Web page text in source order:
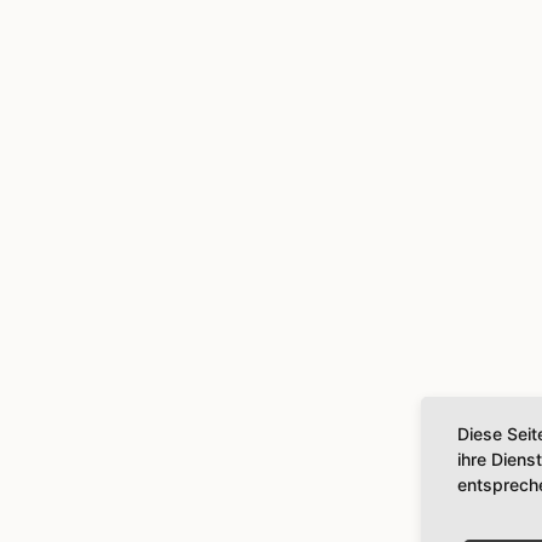
Diese
ihre